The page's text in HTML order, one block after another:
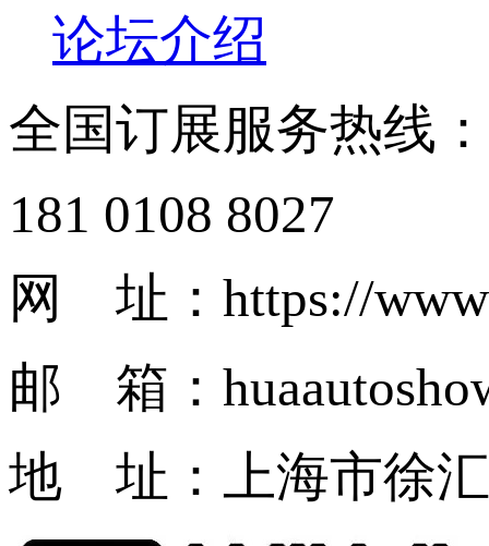
论坛介绍
全国订展服务热线：
181 0108 8027
网 址：https://
邮 箱：
地 址：上海市徐汇